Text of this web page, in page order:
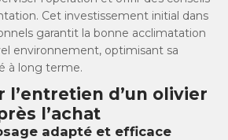
Cet investissement initial dans
garantit la bonne acclimatation
environnement, optimisant sa
à long terme.
l’entretien d’un olivier
l’achat
adapté et efficace